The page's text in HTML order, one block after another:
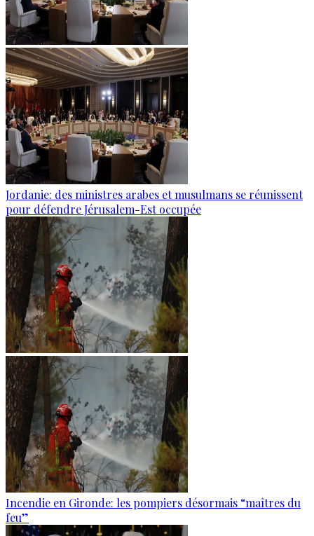
Jordanie: des ministres arabes et musulmans se réunissent
pour défendre Jérusalem-Est occupée
Incendie en Gironde: les pompiers désormais “maîtres du
feu”